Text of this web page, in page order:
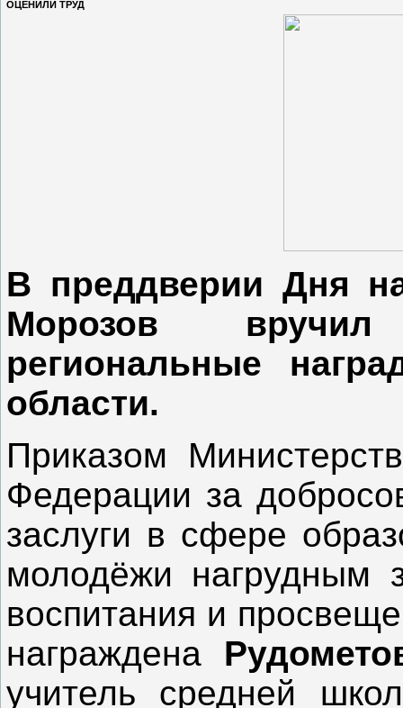
ОЦЕНИЛИ ТРУД
В преддверии Дня
Морозов
региональные
области.
Приказом
Федерации за
заслуги в сфере
молодёжи нагрудным
воспитания и
награждена
учитель средней